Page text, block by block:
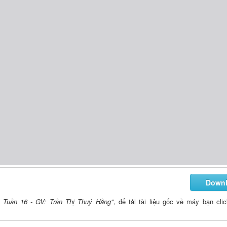
16 - GV: Trần Thị Thuý Hằng", để tải tài liệu gốc về máy bạn